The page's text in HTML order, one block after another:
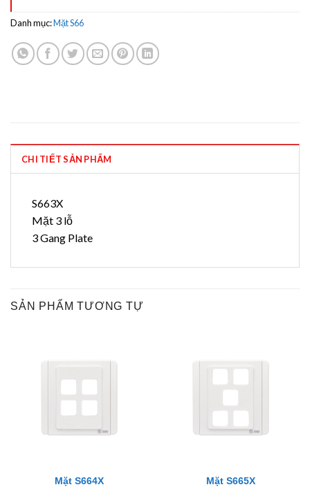
Danh mục:Mặt S66
CHI TIẾT SẢN PHẨM
S663X
Mặt 3 lỗ
3 Gang Plate
SẢN PHẨM TƯƠNG TỰ
Mặt S664X Mặt S665X